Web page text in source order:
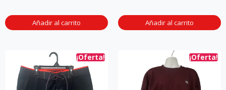
Añadir al carrito Añadir al carrito
¡Oferta! ¡Oferta!